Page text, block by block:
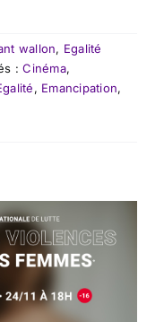
wallon, Egalité
:Cinéma,
, Emancipation,